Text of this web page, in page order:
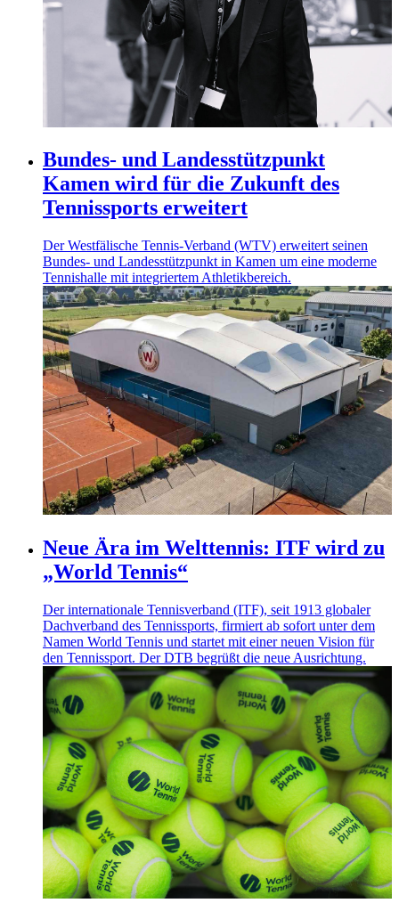
Bundes- und Landesstützpunkt
Kamen wird für die Zukunft des
Tennissports erweitert
Der Westfälische Tennis-Verband (WTV) erweitert seinen
Bundes- und Landesstützpunkt in Kamen um eine moderne
Tennishalle mit integriertem Athletikbereich.
Neue Ära im Welttennis: ITF wird zu
„World Tennis“
Der internationale Tennisverband (ITF), seit 1913 globaler
Dachverband des Tennissports, firmiert ab sofort unter dem
Namen World Tennis und startet mit einer neuen Vision für
den Tennissport. Der DTB begrüßt die neue Ausrichtung.